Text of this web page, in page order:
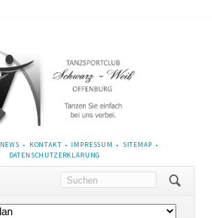
NEWS KONTAKT IMPRESSUM
SITEMAP
DATENSCHUTZERKLÄRUNG